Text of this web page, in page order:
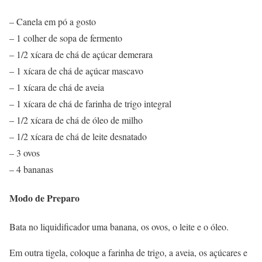
– Canela em pó a gosto
– 1 colher de sopa de fermento
– 1/2 xícara de chá de açúcar demerara
– 1 xícara de chá de açúcar mascavo
– 1 xícara de chá de aveia
– 1 xícara de chá de farinha de trigo integral
– 1/2 xícara de chá de óleo de milho
– 1/2 xícara de chá de leite desnatado
– 3 ovos
– 4 bananas
Modo de Preparo
Bata no liquidificador uma banana, os ovos, o leite e o óleo.
Em outra tigela, coloque a farinha de trigo, a aveia, os açúcares e